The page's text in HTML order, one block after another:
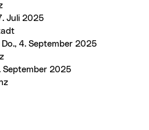
Juli 2025
4. September 2025
September 2025